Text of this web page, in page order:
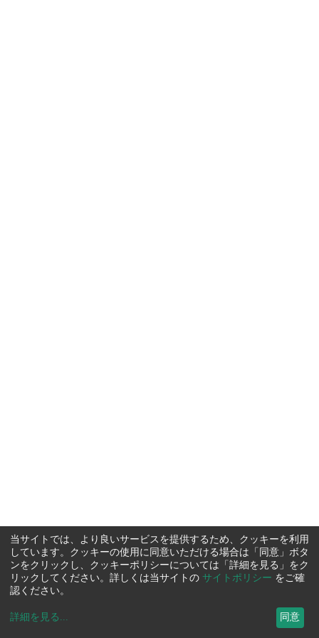
当サイトでは、より良いサービスを提供するため、クッキーを利用
しています。クッキーの使用に同意いただける場合は「同意」ボタ
ンをクリックし、クッキーポリシーについては「詳細を見る」をク
リックしてください。詳しくは当サイトの サイトポリシー をご確
認ください。
詳細を見る ... 同意